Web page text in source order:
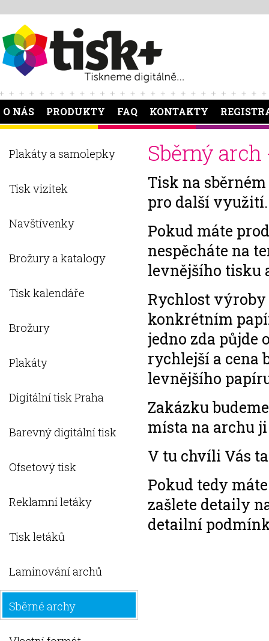
O NÁS PRODUKTY FAQ KONTAKTY
Plakáty a samolepky
Tisk vizitek
Navštívenky
Brožury a katalogy
Tisk kalendáře
Brožury
Plakáty
Digitální tisk Praha
Barevný digitální tisk
Ofsetový tisk
Reklamní letáky
Tisk letáků
Laminování archů
Sběrné archy
Sběrný
Tisk na
pro další využití.
Pokud máte
nespěcháte na
levnějšího tisku
Rychlost výroby
konkrétním
jedno zda půjde
rychlejší a cena
levnějšího
Zakázku
místa na archu
V tu chvíli Vás
Pokud tedy
zašlete detaily
detailní